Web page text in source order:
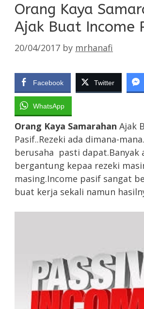
Orang Kaya
Ajak Buat Income
20/04/2017 by mrhanafi
Facebook Twitter
WhatsApp
Orang Kaya Samarahan Ajak
Pasif..Rezeki ada dimana-
berusaha pasti dapat.Banyak
bergantung kepaa rezeki
masing.Income pasif sangat
buat kerja sekali namun